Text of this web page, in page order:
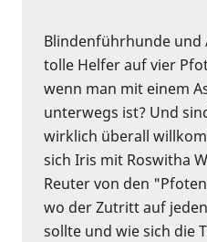
Blindenführhunde und
tolle Helfer auf vier
wenn man mit einem
unterwegs ist? Und
wirklich überall
sich Iris mit Roswitha
Reuter von den
wo der Zutritt auf
sollte und wie sich die